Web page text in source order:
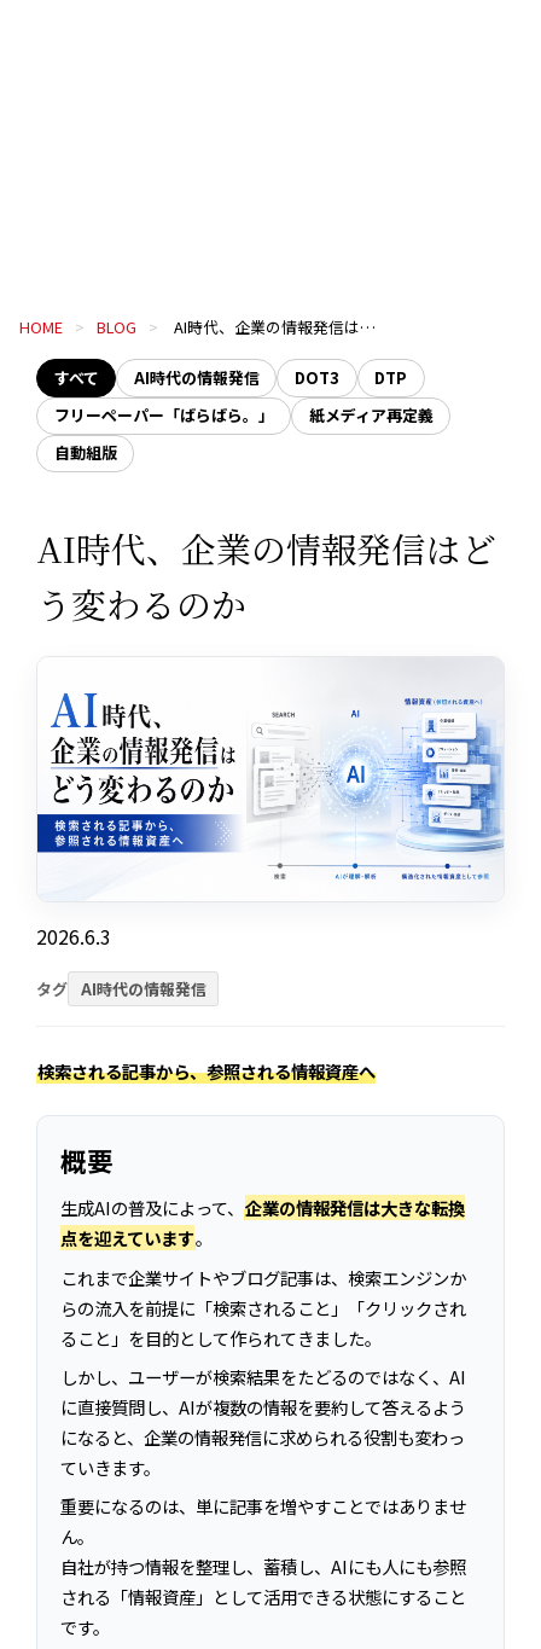
HOME BLOG AI時代、企業の情報発信はどう変わるのか
すべて AI時代の情報発信 DOT3
DTP
フリーペーパー「ばらばら。」
紙メディア再定義
自動組版
AI時代、企業の情報発信はど
う変わるのか
2026.6.3
タグ AI時代の情報発信
検索される記事から、参照される情報資産へ
概要
生成AIの普及によって、企業の情報発信は大きな転換
点を迎えています。
これまで企業サイトやブログ記事は、検索エンジンか
らの流入を前提に「検索されること」「クリックされ
ること」を目的として作られてきました。
しかし、ユーザーが検索結果をたどるのではなく、AI
に直接質問し、AIが複数の情報を要約して答えるよう
になると、企業の情報発信に求められる役割も変わっ
ていきます。
重要になるのは、単に記事を増やすことではありませ
ん。
自社が持つ情報を整理し、蓄積し、AIにも人にも参照
される「情報資産」として活用できる状態にすること
です。